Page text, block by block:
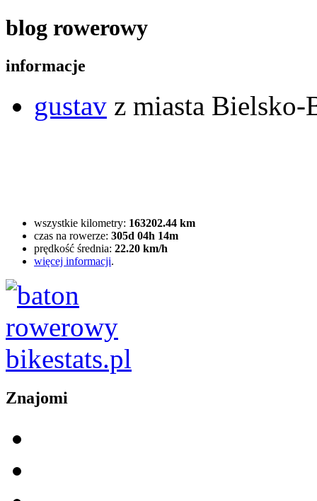
blog rowerowy
informacje
gustav z miasta Bielsko-
wszystkie kilometry: 163202.44 km
czas na rowerze: 305d 04h 14m
prędkość średnia: 22.20 km/h
więcej informacji.
Znajomi